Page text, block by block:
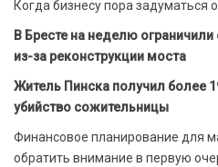
Когда бизнесу пора задуматься
В Бресте на неделю
из-за реконструкции моста
Житель Пинска получил более
убийство сожительницы
Финансовое планирование для
обратить внимание в первую